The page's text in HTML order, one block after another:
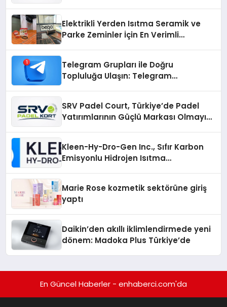
Elektrikli Yerden Isıtma Seramik ve
Parke Zeminler İçin En Verimli
Telegram Grupları ile Doğru
Topluluğa Ulaşın: Telegram
SRV Padel Court, Türkiye’de Padel
Yatırımlarının Güçlü Markası Olmayı
Kleen-Hy-Dro-Gen Inc., Sıfır Karbon
Emisyonlu Hidrojen Isıtma
Marie Rose kozmetik sektörüne giriş
yaptı
Daikin’den akıllı iklimlendirmede yeni
dönem: Madoka Plus Türkiye’de
En Güncel Haberler - enhaberci.com'da